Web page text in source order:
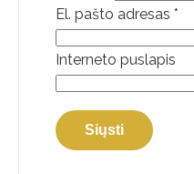
El. pašto adresas *
Interneto puslapis